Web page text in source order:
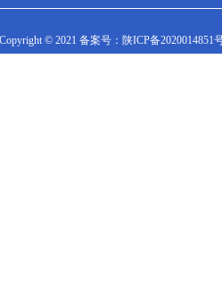
© 2021 备案号： 陕ICP备2020014851